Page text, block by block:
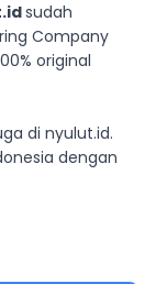
sudah
Company
original
di nyulut.id.
dengan